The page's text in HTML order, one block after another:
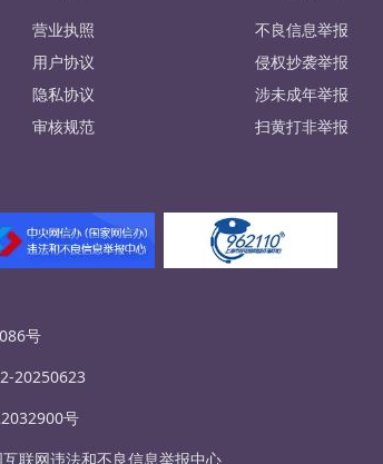
营业执照
用户协议
隐私协议
审核规范
不良信息举报
侵权抄袭举报
涉未成年举报
扫黄打非举报
号
20250623
号
联网违法和不良信息举报中心